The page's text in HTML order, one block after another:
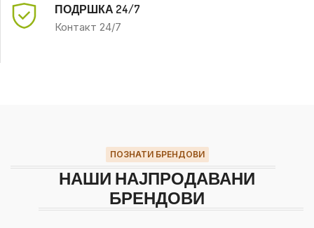
ПОДРШКА 24/7
Контакт 24/7
ПОЗНАТИ БРЕНДОВИ
НАШИ НАЈПРОДАВАНИ
БРЕНДОВИ